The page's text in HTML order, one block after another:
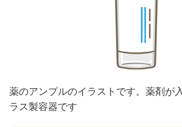
薬のアンプルのイラストです。薬剤が
ラス製容器です